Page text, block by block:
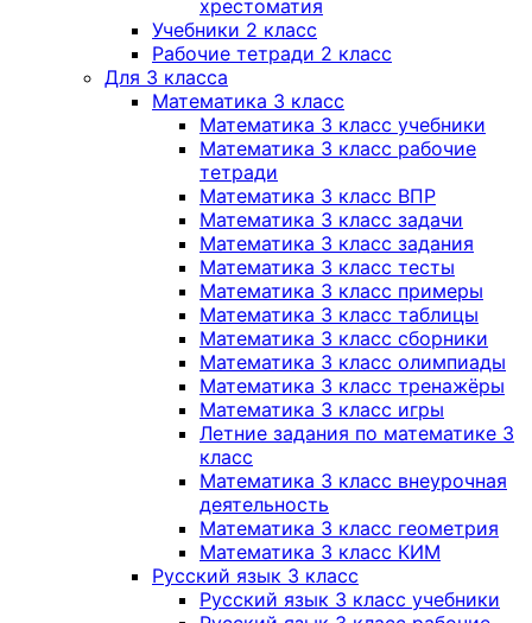
хрестоматия
Учебники 2 класс
Рабочие тетради 2 класс
Для 3 класса
Математика 3 класс
Математика 3 класс учебники
Математика 3 класс рабочие
тетради
Математика 3 класс ВПР
Математика 3 класс задачи
Математика 3 класс задания
Математика 3 класс тесты
Математика 3 класс примеры
Математика 3 класс таблицы
Математика 3 класс сборники
Математика 3 класс олимпиады
Математика 3 класс тренажёры
Математика 3 класс игры
Летние задания по математике 3
класс
Математика 3 класс внеурочная
деятельность
Математика 3 класс геометрия
Математика 3 класс КИМ
Русский язык 3 класс
Русский язык 3 класс учебники